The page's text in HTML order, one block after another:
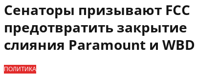
Сенаторы призывают FCC
предотвратить закрытие
слияния Paramount и WBD
ПОЛИТИКА